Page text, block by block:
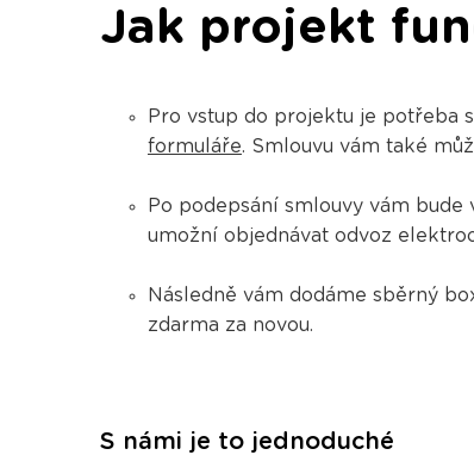
Jak projekt
Pro vstup do projektu je potřeba
formuláře. Smlouvu vám také
​​​​​​Po podepsání smlouvy vám bude
umožní objednávat odvoz
Následně vám dodáme sběrný
zdarma za novou.
S námi je to jednoduché